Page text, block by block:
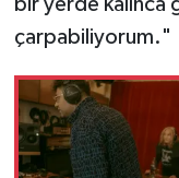
çarpabiliyorum."